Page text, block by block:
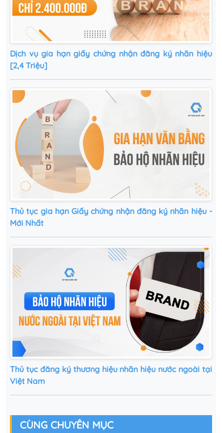
Dịch vụ gia hạn giấy chứng nhận đăng ký nhãn hiệu
[2,4 Triệu]
Thủ tục gia hạn Giấy chứng nhận đăng ký nhãn hiệu -
Mới Nhất
Thủ tục đăng ký thương hiệu nhãn hiệu nước ngoài tại
Việt Nam
CÙNG CHUYÊN MỤC